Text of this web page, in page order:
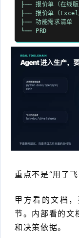
├── 报价单（在
├── 报价单（
├── 功能需求
└── PRD
重点不是“用了
甲方看的文档
节。内部看的文
和决策依据。